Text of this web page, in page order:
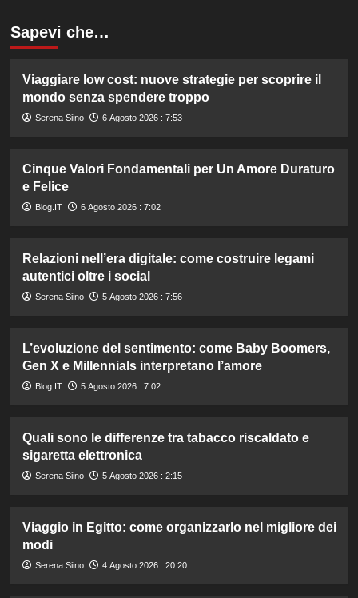
Sapevi che…
Viaggiare low cost: nuove strategie per scoprire il
mondo senza spendere troppo
Serena Siino 6 Agosto 2026 : 7:53
Cinque Valori Fondamentali per Un Amore Duraturo
e Felice
Blog.IT 6 Agosto 2026 : 7:02
Relazioni nell’era digitale: come costruire legami
autentici oltre i social
Serena Siino 5 Agosto 2026 : 7:56
L’evoluzione del sentimento: come Baby Boomers,
Gen X e Millennials interpretano l’amore
Blog.IT 5 Agosto 2026 : 7:02
Quali sono le differenze tra tabacco riscaldato e
sigaretta elettronica
Serena Siino 5 Agosto 2026 : 2:15
Viaggio in Egitto: come organizzarlo nel migliore dei
modi
Serena Siino 4 Agosto 2026 : 20:20